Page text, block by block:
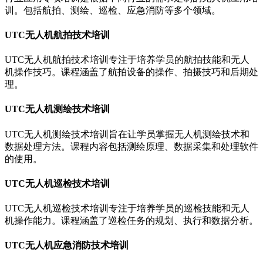
训。包括航拍、测绘、巡检、应急消防等多个领域。
UTC无人机航拍技术培训
UTC无人机航拍技术培训专注于培养学员的航拍技能和无人
机操作技巧。课程涵盖了航拍设备的操作、拍摄技巧和后期处
理。
UTC无人机测绘技术培训
UTC无人机测绘技术培训旨在让学员掌握无人机测绘技术和
数据处理方法。课程内容包括测绘原理、数据采集和处理软件
的使用。
UTC无人机巡检技术培训
UTC无人机巡检技术培训专注于培养学员的巡检技能和无人
机操作能力。课程涵盖了巡检任务的规划、执行和数据分析。
UTC无人机应急消防技术培训